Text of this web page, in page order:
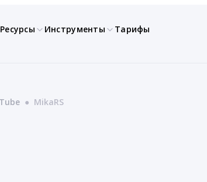
Ресурсы Инструменты Тарифы
● MikaRS